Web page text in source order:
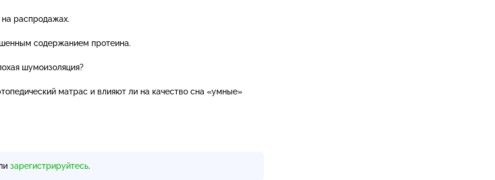
распродажах.
содержанием протеина.
шумоизоляция?
матрас и влияют ли на качество сна «умные»
зарегистрируйтесь.